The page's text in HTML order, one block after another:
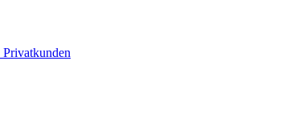
Privatkunden